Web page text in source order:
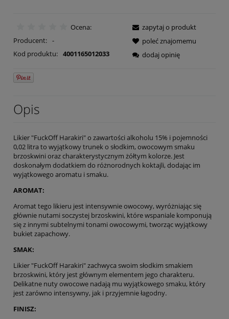
Ocena:
Producent: -
Kod produktu: 4001165012033
zapytaj o produkt
poleć znajomemu
dodaj opinię
Opis
Likier "FuckOff Harakiri" o zawartości alkoholu 15% i pojemności
0,02 litra to wyjątkowy trunek o słodkim, owocowym smaku
brzoskwini oraz charakterystycznym żółtym kolorze. Jest
doskonałym dodatkiem do różnorodnych koktajli, dodając im
wyjątkowego aromatu i smaku.
AROMAT:
Aromat tego likieru jest intensywnie owocowy, wyróżniając się
głównie nutami soczystej brzoskwini, które wspaniale komponują
się z innymi subtelnymi tonami owocowymi, tworząc wyjątkowy
bukiet zapachowy.
SMAK:
Likier "FuckOff Harakiri" zachwyca swoim słodkim smakiem
brzoskwini, który jest głównym elementem jego charakteru.
Delikatne nuty owocowe nadają mu wyjątkowego smaku, który
jest zarówno intensywny, jak i przyjemnie łagodny.
FINISZ: